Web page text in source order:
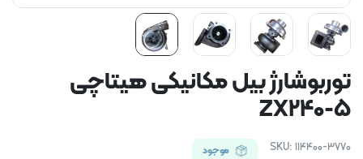
توربوشارژ بیل مکانیکی هیتاچی
ZX240-5
SKU: 114400-3770 موجود